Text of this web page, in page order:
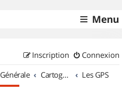
Menu
Connexion
Inscription
Générale Cartographie et GPS Les GPS